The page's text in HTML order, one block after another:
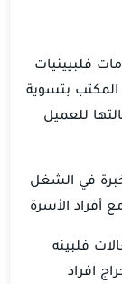
فلبيينيات
بتسوية
للعميل
في الشغل
أفراد الأسرة
فلبينه
افراد